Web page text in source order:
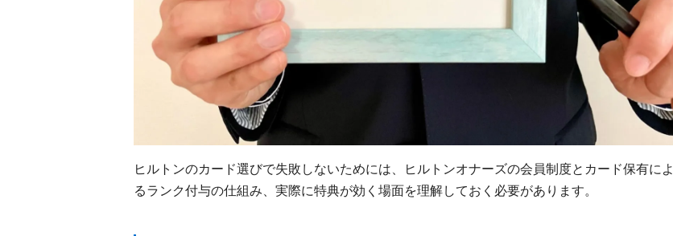
ヒルトンのカード選びで失敗しないためには、ヒルトンオナーズの会員制度とカード保有によ
るランク付与の仕組み、実際に特典が効く場面を理解しておく必要があります。